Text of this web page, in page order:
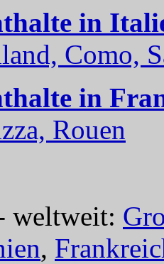
in
Como,
in
Rouen
weltweit:
,